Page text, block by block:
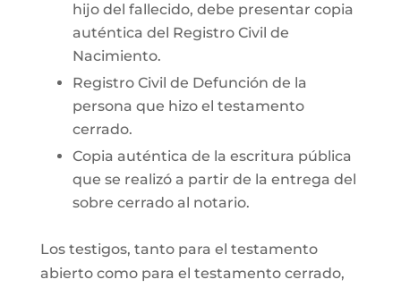
hijo del fallecido, debe presentar copia
auténtica del Registro Civil de
Nacimiento.
Registro Civil de Defunción de la
persona que hizo el testamento
cerrado.
Copia auténtica de la escritura pública
que se realizó a partir de la entrega del
sobre cerrado al notario.
Los testigos, tanto para el testamento
abierto como para el testamento cerrado,